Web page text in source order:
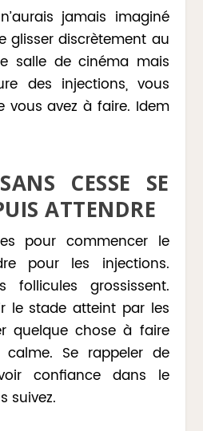
jamais imaginé
glisser discrètement au
salle de cinéma mais
des injections, vous
vous avez à faire. Idem
CESSE SE
ATTENDRE
pour commencer le
pour les injections.
follicules grossissent.
le stade atteint par les
quelque chose à faire
Se rappeler de
confiance dans le
suivez.